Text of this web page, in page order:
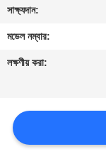
PRIVACY
POLICY
সাক্ষ্যদান:
মডেল নম্বার:
লক্ষণীয় করা: